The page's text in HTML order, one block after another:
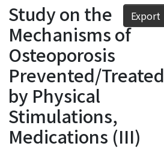
Fundings & Projects
Researchers
Organizations
Statistics
Export
Study on the
Mechanisms of
Osteoporosis
Prevented/Treated
by Physical
Stimulations,
Medications (III)